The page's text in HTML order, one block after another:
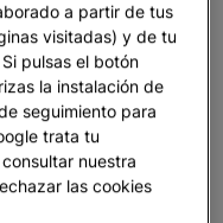
a partir de tus
visitadas) y de tu
pulsas el botón
la instalación de
seguimiento para
trata tu
nuestra
las cookies